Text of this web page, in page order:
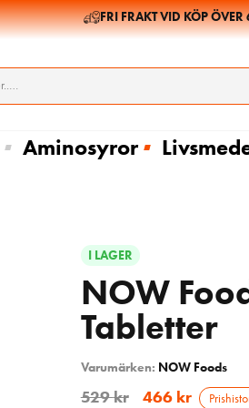
FRI FRAKT VID KÖP ÖVER
Aminosyror
I LAGER
NOW
Tabletter
Varumärken: NOW Foods
529kr 466 kr